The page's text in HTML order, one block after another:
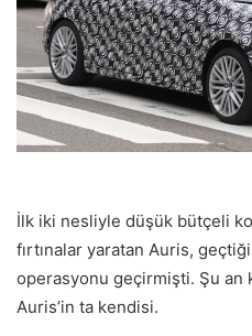
İlk iki nesliyle düşük bütçeli
fırtınalar yaratan Auris,
operasyonu geçirmişti. Şu an
Auris’in ta kendisi.